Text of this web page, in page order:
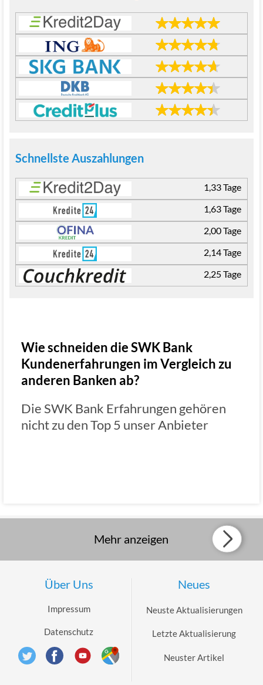
Schnellste Auszahlungen
1,33 Tage
1,63 Tage
2,00 Tage
2,14 Tage
2,25 Tage
Wie schneiden die SWK Bank
Kundenerfahrungen im Vergleich zu
anderen Banken ab?
Die SWK Bank Erfahrungen gehören
nicht zu den Top 5 unser Anbieter
Mehr anzeigen
Über Uns
Impressum
Datenschutz
Neues
Neuste Aktualisierungen
Letzte Aktualisierung
Neuster Artikel